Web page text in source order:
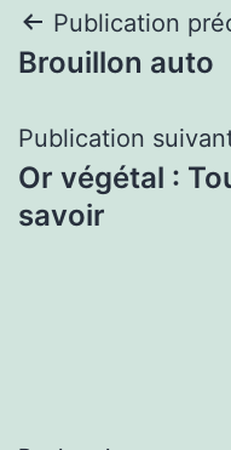
de
l’article
Publication
Brouillon auto
Publication
Or végétal :
savoir